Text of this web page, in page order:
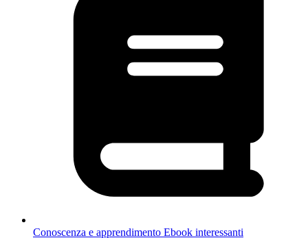
Conoscenza e apprendimento Ebook interessanti